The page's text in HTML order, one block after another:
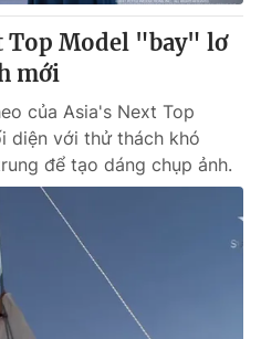
Top Model "bay" lơ
mới
của Asia's Next Top
diện với thử thách khó
để tạo dáng chụp ảnh.